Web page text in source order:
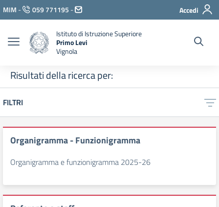
Vai ai contenuti
Vai al menu di navigazione
Vai al footer
MIM - 059 771195 - Accedi
Istituto di Istruzione Superiore
Primo Levi
Vignola
Risultati della ricerca per:
FILTRI
Organigramma - Funzionigramma
Organigramma e funzionigramma 2025-26